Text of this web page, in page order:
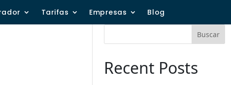
Tarifas Empresas Blog
Buscar
Recent Posts